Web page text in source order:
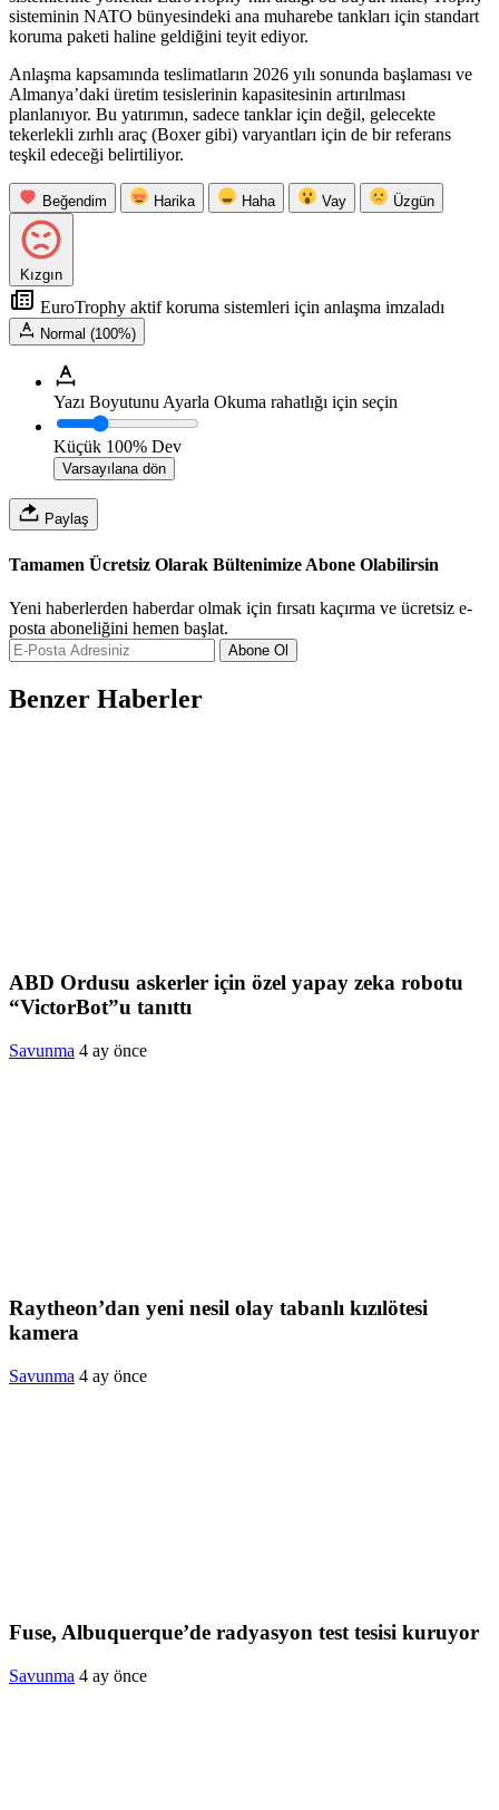
sisteminin NATO bünyesindeki ana muharebe tankları için standart
koruma paketi haline geldiğini teyit ediyor.
Anlaşma kapsamında teslimatların 2026 yılı sonunda başlaması ve
Almanya’daki üretim tesislerinin kapasitesinin artırılması
planlanıyor. Bu yatırımın, sadece tanklar için değil, gelecekte
tekerlekli zırhlı araç (Boxer gibi) varyantları için de bir referans
teşkil edeceği belirtiliyor.
Beğendim Harika Haha Vay Üzgün
Kızgın
EuroTrophy aktif koruma sistemleri için anlaşma imzaladı
Normal (100%)
Yazı Boyutunu Ayarla Okuma rahatlığı için seçin
Küçük 100% Dev
Varsayılana dön
Paylaş
Tamamen Ücretsiz Olarak Bültenimize Abone Olabilirsin
Yeni haberlerden haberdar olmak için fırsatı kaçırma ve ücretsiz e-
posta aboneliğini hemen başlat.
Abone Ol
Benzer Haberler
ABD Ordusu askerler için özel yapay zeka robotu
“VictorBot”u tanıttı
Savunma 4 ay önce
Raytheon’dan yeni nesil olay tabanlı kızılötesi
kamera
Savunma 4 ay önce
Fuse, Albuquerque’de radyasyon test tesisi kuruyor
Savunma 4 ay önce